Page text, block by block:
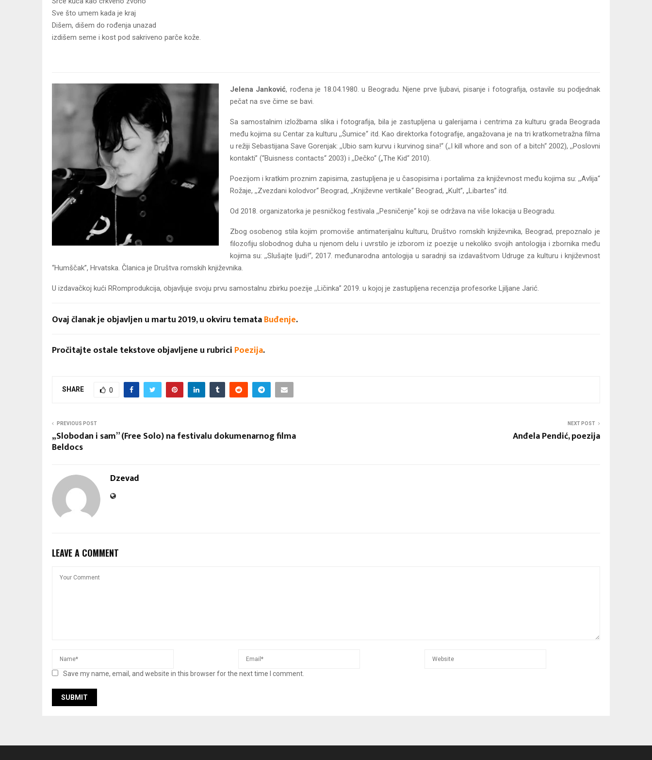
Sve što umem kada je kraj
Dišem, dišem do rođenja unazad
izdišem seme i kost pod sakriveno parče kože.
Jelena Janković, rođena je 18.04.1980. u Beogradu. Njene prve ljubavi, pisanje i fotografija, ostavile su podjednak
pečat na sve čime se bavi.
Sa samostalnim izložbama slika i fotografija, bila je zastupljena u galerijama i centrima za kulturu grada Beograda
među kojima su Centar za kulturu ,,Šumice“ itd. Kao direktorka fotografije, angažovana je na tri kratkometražna filma
u režiji Sebastijana Save Gorenjak: ,,Ubio sam kurvu i kurvinog sina!“ (,,I kill whore and son of a bitch“ 2002), ,,Poslovni
kontakti” (“Buisness contacts“ 2003) i ,,Dečko“ („The Kid“ 2010).
Poezijom i kratkim proznim zapisima, zastupljena je u časopisima i portalima za književnost među kojima su: ,,Avlija“
Rožaje, ,,Zvezdani kolodvor“ Beograd, ,,Književne vertikale“ Beograd, „Kult”, „Libartes” itd.
Od 2018. organizatorka je pesničkog festivala ,,Pesničenje“ koji se održava na više lokacija u Beogradu.
Zbog osobenog stila kojim promoviše antimaterijalnu kulturu, Društvo romskih književnika, Beograd, prepoznalo je
filozofiju slobodnog duha u njenom delu i uvrstilo je izborom iz poezije u nekoliko svojih antologija i zbornika među
kojima su: ,,Slušajte ljudi!“, 2017. međunarodna antologija u saradnji sa izdavaštvom Udruge za kulturu i književnost
“Humščak”, Hrvatska. Članica je Društva romskih književnika.
U izdavačkoj kući RRomprodukcija, objavljuje svoju prvu samostalnu zbirku poezije ,,Ličinka” 2019. u kojoj je zastupljena recenzija profesorke Ljiljane Jarić.
Ovaj članak je objavljen u martu 2019, u okviru temataBuđenje.
Pročitajte ostale tekstove objavljene u rubrici Poezija.
SHARE 0
PREVIOUS POST
„Slobodan i sam” (Free Solo) na festivalu dokumenarnog filma
Beldocs
NEXT POST
Anđela Pendić, poezija
Dzevad
LEAVE A COMMENT
Save my name, email, and website in this browser for the next time I comment.